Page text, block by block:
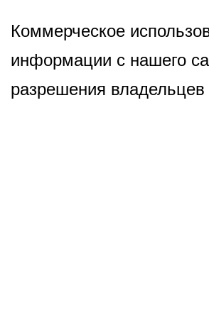
Коммерческое
информации с нашего
разрешения владельцев